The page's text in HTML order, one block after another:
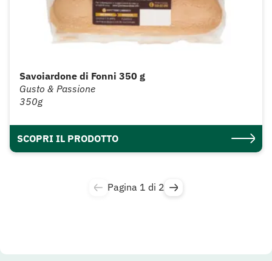
Savoiardone di Fonni 350 g
Gusto & Passione
350g
SCOPRI IL PRODOTTO
Pagina 1 di 2